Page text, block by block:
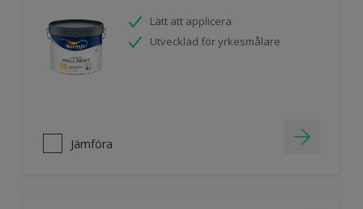
Lätt att applicera
Utvecklad för yrkesmålare
Jämföra